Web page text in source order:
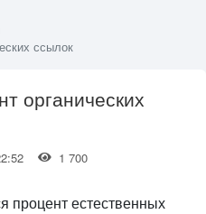
ссылок
органических
1 700
процент естественных